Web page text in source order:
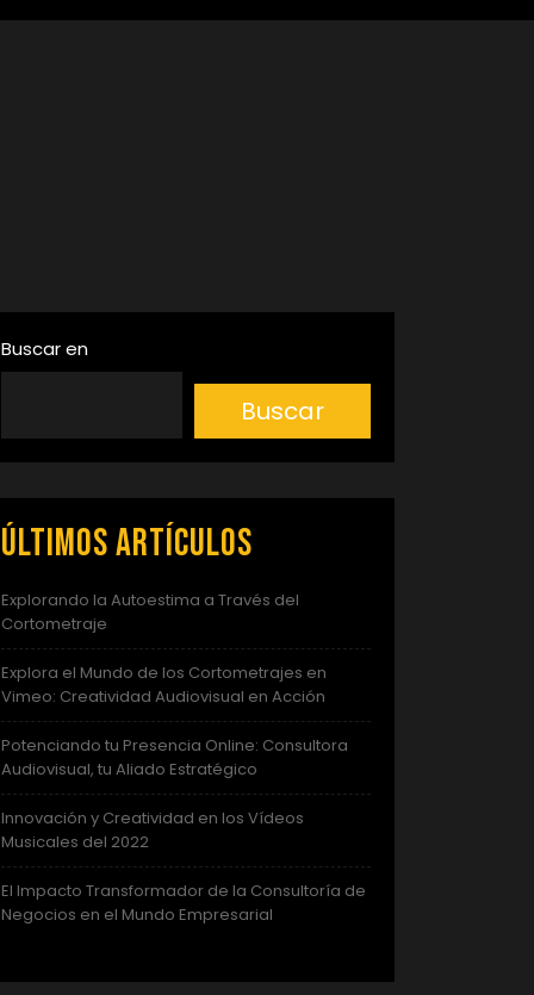
Buscar en
Buscar
Últimos artículos
Explorando la Autoestima a Través del
Cortometraje
Explora el Mundo de los Cortometrajes en
Vimeo: Creatividad Audiovisual en Acción
Potenciando tu Presencia Online: Consultora
Audiovisual, tu Aliado Estratégico
Innovación y Creatividad en los Vídeos
Musicales del 2022
El Impacto Transformador de la Consultoría de
Negocios en el Mundo Empresarial